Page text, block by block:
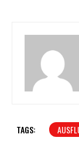
TAGS: